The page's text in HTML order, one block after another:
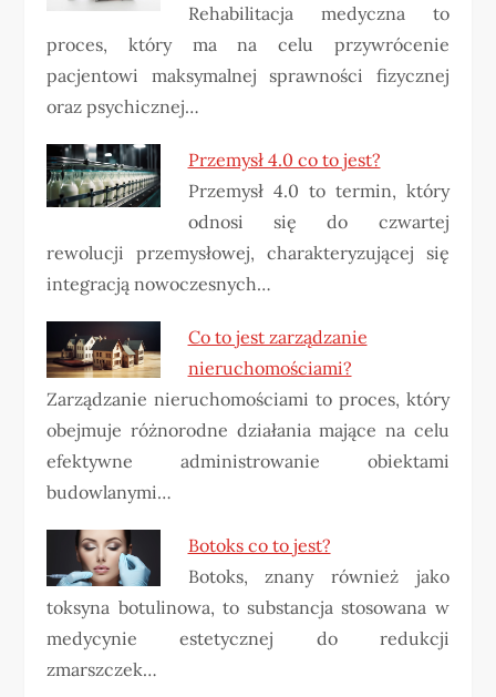
Rehabilitacja medyczna to
proces, który ma na celu przywrócenie
pacjentowi maksymalnej sprawności fizycznej
oraz psychicznej…
Przemysł 4.0 co to jest?
Przemysł 4.0 to termin, który
odnosi się do czwartej
rewolucji przemysłowej, charakteryzującej się
integracją nowoczesnych…
Co to jest zarządzanie
nieruchomościami?
Zarządzanie nieruchomościami to proces, który
obejmuje różnorodne działania mające na celu
efektywne administrowanie obiektami
budowlanymi…
Botoks co to jest?
Botoks, znany również jako
toksyna botulinowa, to substancja stosowana w
medycynie estetycznej do redukcji
zmarszczek…